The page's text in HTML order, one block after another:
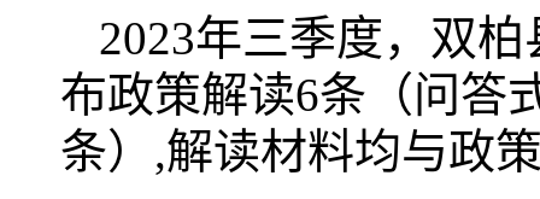
2023年三季度，双
布政策解读6条（问答
条）,解读材料均与政